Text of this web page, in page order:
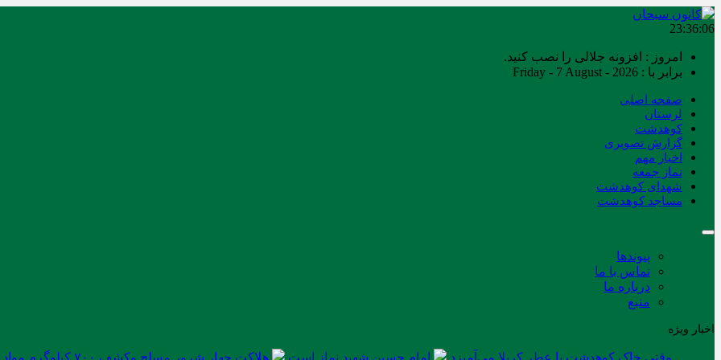
23:36:06
امروز : افزونه جلالی را نصب کنید.
برابر با : Friday - 7 August - 2026
صفحه اصلی
لرستان
کوهدشت
گزارش تصویری
اخبار مهم
نماز جمعه
شهدای کوهدشت
مساجد کوهدشت
پیوندها
تماس با ما
درباره ما
منبع
اخبار ویژه
وقتی خاک کوهدشت با عطر کربلا می‌آمیزد امام حسین شهید نماز است هلاکت چهار شرور مسلح وکشف ۷۰۰ کیلوگرم مواد مخدر